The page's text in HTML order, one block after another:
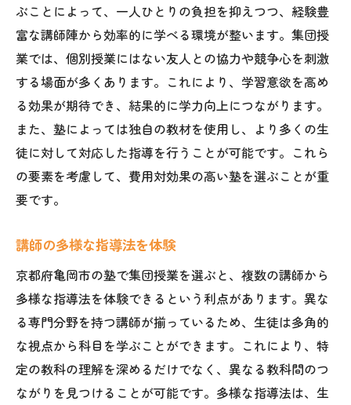
ぶことによって、一人ひとりの負担を抑えつつ、経験豊
富な講師陣から効率的に学べる環境が整います。集団授
業では、個別授業にはない友人との協力や競争心を刺激
する場面が多くあります。これにより、学習意欲を高め
る効果が期待でき、結果的に学力向上につながります。
また、塾によっては独自の教材を使用し、より多くの生
徒に対して対応した指導を行うことが可能です。これら
の要素を考慮して、費用対効果の高い塾を選ぶことが重
要です。
講師の多様な指導法を体験
京都府亀岡市の塾で集団授業を選ぶと、複数の講師から
多様な指導法を体験できるという利点があります。異な
る専門分野を持つ講師が揃っているため、生徒は多角的
な視点から科目を学ぶことができます。これにより、特
定の教科の理解を深めるだけでなく、異なる教科間のつ
ながりを見つけることが可能です。多様な指導法は、生